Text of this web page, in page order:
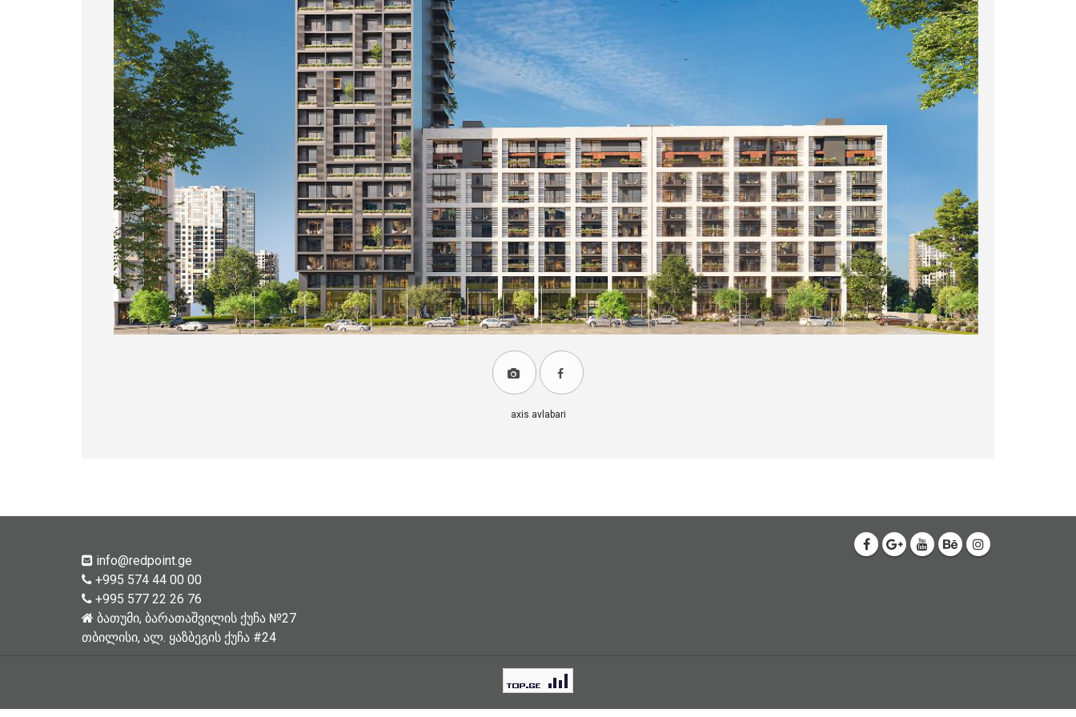
axis avlabari
info@redpoint.ge
+995 574 44 00 00
+995 577 22 26 76
ბათუმი, ბარათაშვილის ქუჩა №27
თბილისი, ალ. ყაზბეგის ქუჩა #24